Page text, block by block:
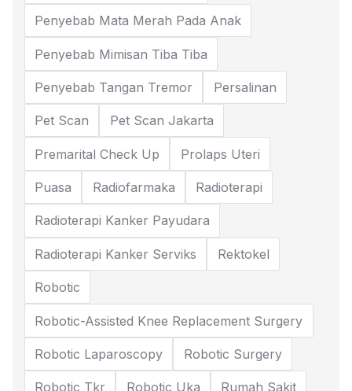
Penyebab Mata Merah Pada Anak
Penyebab Mimisan Tiba Tiba
Penyebab Tangan Tremor Persalinan
Pet Scan Pet Scan Jakarta
Premarital Check Up Prolaps Uteri
Puasa Radiofarmaka Radioterapi
Radioterapi Kanker Payudara
Radioterapi Kanker Serviks Rektokel
Robotic
Robotic-Assisted Knee Replacement Surgery
Robotic Laparoscopy Robotic Surgery
Robotic Tkr Robotic Uka Rumah Sakit